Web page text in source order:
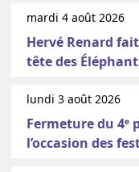
mardi 4 août 2026
Hervé Renard
tête des
lundi 3 août 2026
Fermeture du 4ᵉ
l’occasion des